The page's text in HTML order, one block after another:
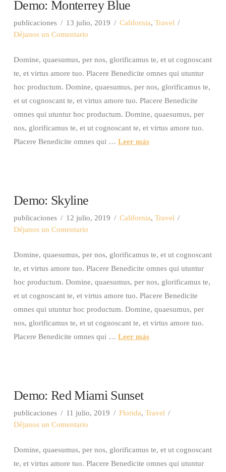
Demo: Monterrey Blue
publicaciones 13 julio, 2019 California, Travel
Déjanos un Comentario
Domine, quaesumus, per nos, glorificamus te, et ut cognoscant
te, et virtus amore tuo. Placere Benedicite omnes qui utuntur
hoc productum. Domine, quaesumus, per nos, glorificamus te,
et ut cognoscant te, et virtus amore tuo. Placere Benedicite
omnes qui utuntur hoc productum. Domine, quaesumus, per
nos, glorificamus te, et ut cognoscant te, et virtus amore tuo.
Placere Benedicite omnes qui … Leer más
Demo: Skyline
publicaciones 12 julio, 2019 California, Travel
Déjanos un Comentario
Domine, quaesumus, per nos, glorificamus te, et ut cognoscant
te, et virtus amore tuo. Placere Benedicite omnes qui utuntur
hoc productum. Domine, quaesumus, per nos, glorificamus te,
et ut cognoscant te, et virtus amore tuo. Placere Benedicite
omnes qui utuntur hoc productum. Domine, quaesumus, per
nos, glorificamus te, et ut cognoscant te, et virtus amore tuo.
Placere Benedicite omnes qui … Leer más
Demo: Red Miami Sunset
publicaciones 11 julio, 2019 Florida, Travel
Déjanos un Comentario
Domine, quaesumus, per nos, glorificamus te, et ut cognoscant
te, et virtus amore tuo. Placere Benedicite omnes qui utuntur